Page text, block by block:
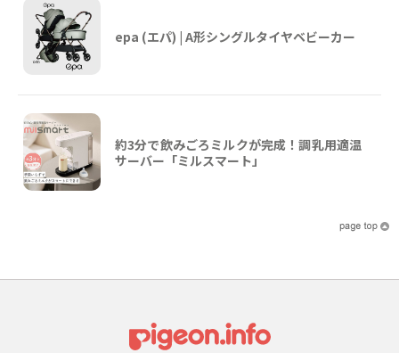
epa (エパ) | A形シングルタイヤベビーカー
約3分で飲みごろミルクが完成！調乳用適温
サーバー「ミルスマート」